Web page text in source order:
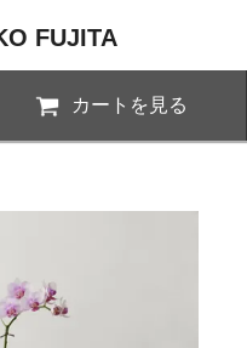
FUJITA
カートを見る